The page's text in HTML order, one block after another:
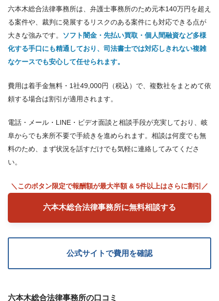
六本木総合法律事務所は、弁護士事務所のため元本140万円を超え
る案件や、裁判に発展するリスクのある案件にも対応できる点が
大きな強みです。 ソフト闇金・先払い買取・個人間融資など多様
化する手口にも精通しており、司法書士では対応しきれない複雑
なケースでも安心して任せられます。
費用は着手金無料・1社49,000円（税込）で、複数社をまとめて依
頼する場合は割引が適用されます。
電話・メール・LINE・ビデオ面談と相談手段が充実しており、岐
阜からでも来所不要で手続きを進められます。相談は何度でも無
料のため、まず状況を話すだけでも気軽に連絡してみてくださ
い。
＼このボタン限定で報酬額が最大半額 & 5件以上はさらに割引／
六本木総合法律事務所に無料相談する
公式サイトで費用を確認
六本木総合法律事務所の口コミ